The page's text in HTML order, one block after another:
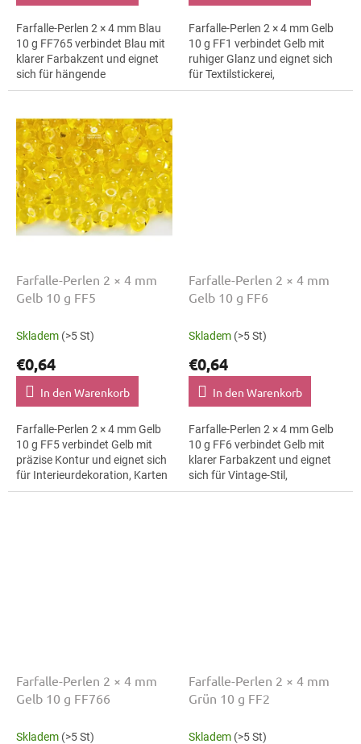
Farfalle-Perlen 2 × 4 mm Blau
10 g FF765 verbindet Blau mit
klarer Farbakzent und eignet
sich für hängende
Dekorationen, Mini-Ornamente
4 mm hilft...
Farfalle-Perlen 2 × 4 mm Gelb
10 g FF1 verbindet Gelb mit
ruhiger Glanz und eignet sich
für Textilstickerei,
Taschenanhänger und
Farfalle-Perlen 2 × 4 mm
Gelb 10 g FF5
Skladem (>5 St)
€0,64
In den Warenkorb
Farfalle-Perlen 2 × 4 mm Gelb
10 g FF5 verbindet Gelb mit
präzise Kontur und eignet sich
für Interieurdekoration, Karten
und Geschenkverpackungen
Farfalle-Perlen 2 × 4 mm
Gelb 10 g FF6
Skladem (>5 St)
€0,64
In den Warenkorb
Farfalle-Perlen 2 × 4 mm Gelb
10 g FF6 verbindet Gelb mit
klarer Farbakzent und eignet
sich für Vintage-Stil,
Makramee-Details und
Farfalle-Perlen 2 × 4 mm
Gelb 10 g FF766
Skladem (>5 St)
Farfalle-Perlen 2 × 4 mm
Grün 10 g FF2
Skladem (>5 St)